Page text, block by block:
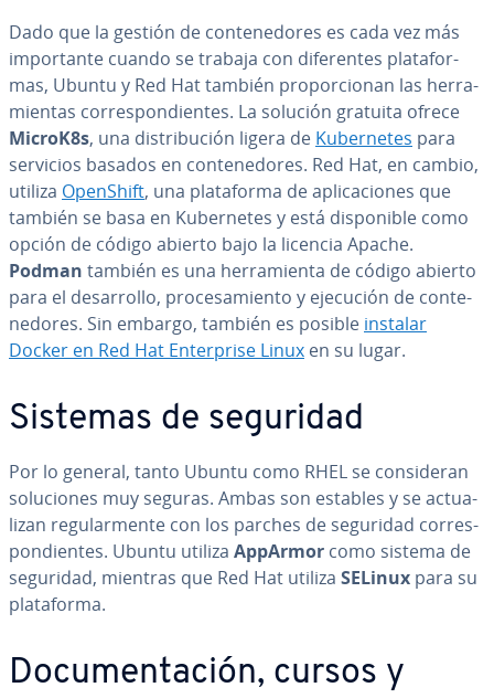
Dado que la gestión de co­n­te­ne­do­res es cada vez más
im­po­r­ta­n­te cuando se trabaja con di­fe­re­n­tes pla­ta­fo­r­
mas, Ubuntu y Red Hat también pro­po­r­cio­nan las he­rra­
mie­n­tas co­rre­s­po­n­die­n­tes. La solución gratuita ofrece
MicroK8s, una di­s­tri­bu­ción ligera de Ku­be­r­ne­tes para
servicios basados en co­n­te­ne­do­res. Red Hat, en cambio,
utiliza OpenShift, una pla­ta­fo­r­ma de apli­ca­cio­nes que
también se basa en Ku­be­r­ne­tes y está di­s­po­ni­ble como
opción de código abierto bajo la licencia Apache.
Podman también es una he­rra­mie­n­ta de código abierto
para el de­sa­rro­llo, pro­ce­sa­mie­n­to y ejecución de co­n­te­
ne­do­res. Sin embargo, también es posible instalar
Docker en Red Hat En­te­r­pri­se Linux en su lugar.
Sistemas de seguridad
Por lo general, tanto Ubuntu como RHEL se co­n­si­de­ran
so­lu­cio­nes muy seguras. Ambas son estables y se ac­tua­
li­zan re­gu­la­r­me­n­te con los parches de seguridad co­rre­s­
po­n­die­n­tes. Ubuntu utiliza AppArmor como sistema de
seguridad, mientras que Red Hat utiliza SELinux para su
pla­ta­fo­r­ma.
Do­cu­me­n­ta­ción, cursos y